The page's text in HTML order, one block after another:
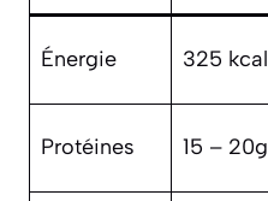
Énergie 325 kcal
Protéines 15 – 20g